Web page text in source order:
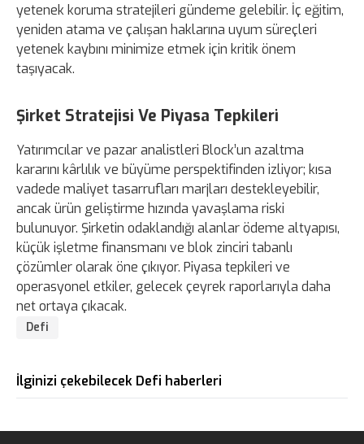
yetenek koruma stratejileri gündeme gelebilir. İç eğitim,
yeniden atama ve çalışan haklarına uyum süreçleri
yetenek kaybını minimize etmek için kritik önem
taşıyacak.
Şirket Stratejisi Ve Piyasa Tepkileri
Yatırımcılar ve pazar analistleri Block’un azaltma
kararını kârlılık ve büyüme perspektifinden izliyor; kısa
vadede maliyet tasarrufları marjları destekleyebilir,
ancak ürün geliştirme hızında yavaşlama riski
bulunuyor. Şirketin odaklandığı alanlar ödeme altyapısı,
küçük işletme finansmanı ve blok zinciri tabanlı
çözümler olarak öne çıkıyor. Piyasa tepkileri ve
operasyonel etkiler, gelecek çeyrek raporlarıyla daha
net ortaya çıkacak.
Defi
İlginizi çekebilecek Defi haberleri